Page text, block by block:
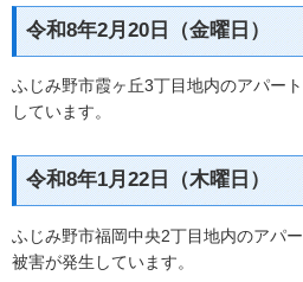
令和8年2月20日（金曜日）
ふじみ野市霞ヶ丘3丁目地内のアパー
しています。
令和8年1月22日（木曜日）
ふじみ野市福岡中央2丁目地内のアパ
被害が発生しています。